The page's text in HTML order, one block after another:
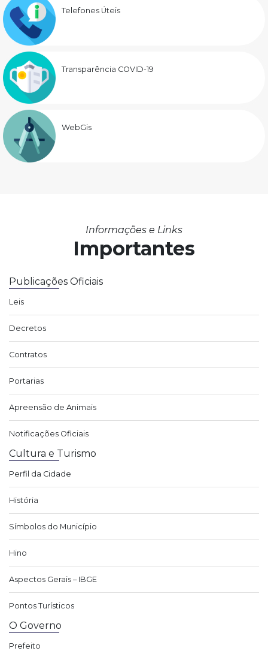
Telefones Úteis
Transparência COVID-19
WebGis
Informações e Links
Importantes
Publicações Oficiais
Leis
Decretos
Contratos
Portarias
Apreensão de Animais
Notificações Oficiais
Cultura e Turismo
Perfil da Cidade
História
Símbolos do Município
Hino
Aspectos Gerais – IBGE
Pontos Turísticos
O Governo
Prefeito